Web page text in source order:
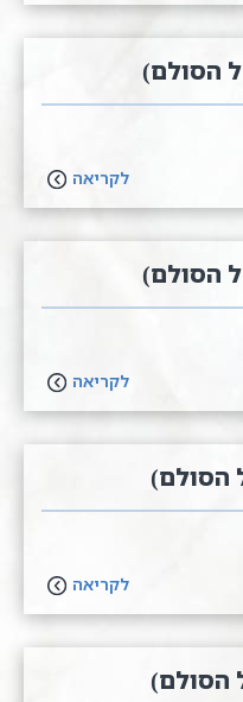
הסולם)
לקריאה
הסולם)
לקריאה
הסולם)
לקריאה
הסולם)